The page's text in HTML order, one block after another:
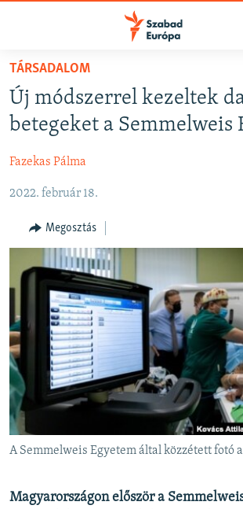
Akadálymentes
Ugrás
oldalra
Ugrás
NAPIRENDEN
AKTUÁLIS
PODCASTOK
VIDEÓK
ELEMZŐ
NER15
SZABADON
TÁRSADALOM
DEMOKRÁCIA
A PÉNZ NYOMÁBAN
EURÓPAI UNIÓ
VILÁG
KLÍMAVÁLTOZÁS
A MÚLT TANULSÁGAI
KÖVESSEN MINKET!
TÁRSADALOM
Új módszerrel kezeltek
betegeket a Semmelweis
Fazekas Pálma
2022. február 18.
Megosztás
A Semmelweis Egyetem által közzétett fotó
Magyarországon először a